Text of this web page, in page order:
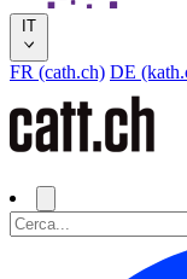
IT
FR (cath.ch) DE